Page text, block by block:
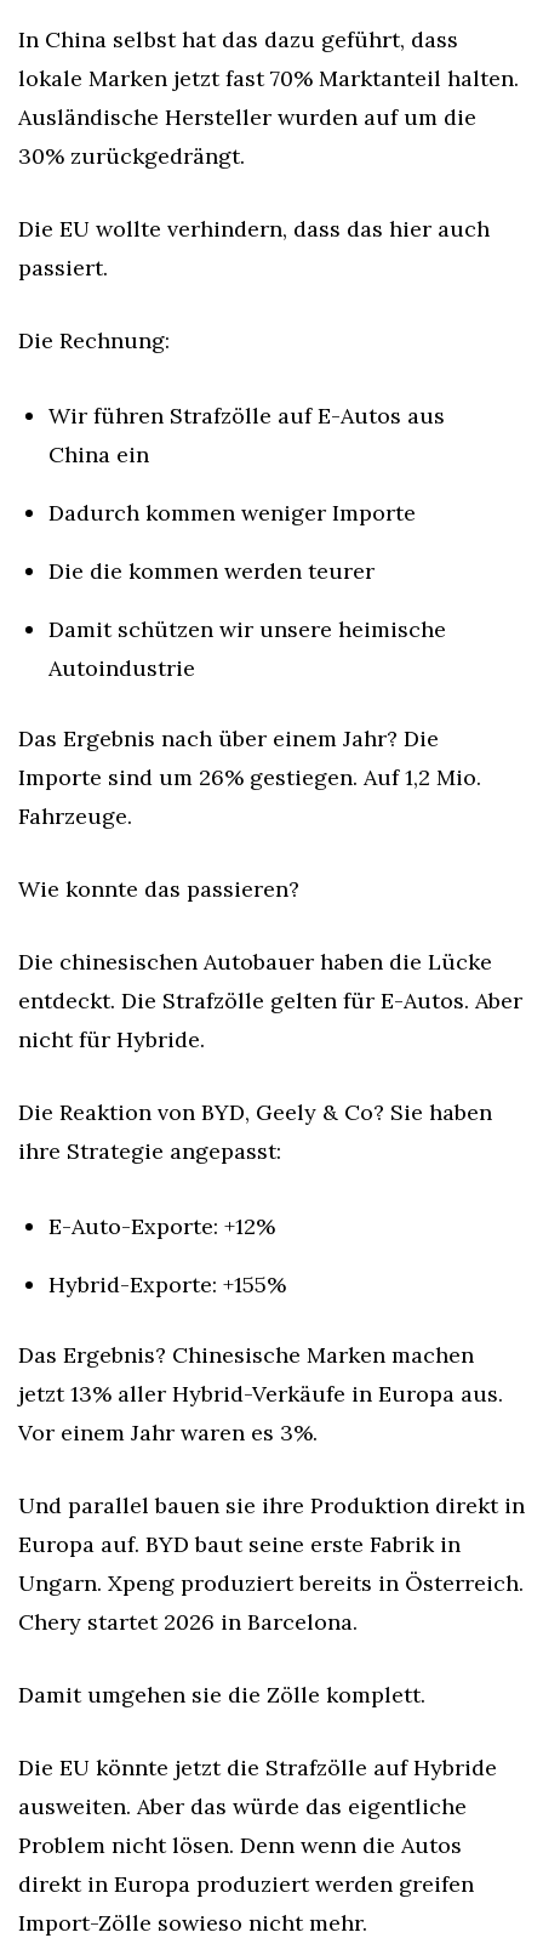
In China selbst hat das dazu geführt, dass
lokale Marken jetzt fast 70% Marktanteil halten.
Ausländische Hersteller wurden auf um die
30% zurückgedrängt.
Die EU wollte verhindern, dass das hier auch
passiert.
Die Rechnung:
Wir führen Strafzölle auf E-Autos aus
China ein
Dadurch kommen weniger Importe
Die die kommen werden teurer
Damit schützen wir unsere heimische
Autoindustrie
Das Ergebnis nach über einem Jahr? Die
Importe sind um 26% gestiegen. Auf 1,2 Mio.
Fahrzeuge.
Wie konnte das passieren?
Die chinesischen Autobauer haben die Lücke
entdeckt. Die Strafzölle gelten für E-Autos. Aber
nicht für Hybride.
Die Reaktion von BYD, Geely & Co? Sie haben
ihre Strategie angepasst:
E-Auto-Exporte: +12%
Hybrid-Exporte: +155%
Das Ergebnis? Chinesische Marken machen
jetzt 13% aller Hybrid-Verkäufe in Europa aus.
Vor einem Jahr waren es 3%.
Und parallel bauen sie ihre Produktion direkt in
Europa auf. BYD baut seine erste Fabrik in
Ungarn. Xpeng produziert bereits in Österreich.
Chery startet 2026 in Barcelona.
Damit umgehen sie die Zölle komplett.
Die EU könnte jetzt die Strafzölle auf Hybride
ausweiten. Aber das würde das eigentliche
Problem nicht lösen. Denn wenn die Autos
direkt in Europa produziert werden greifen
Import-Zölle sowieso nicht mehr.